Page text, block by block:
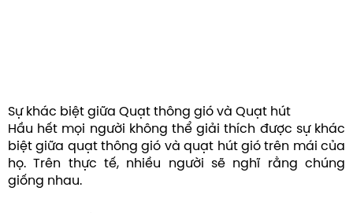
Sự khác biệt giữa Quạt thông gió và Quạt hút
Hầu hết mọi người không thể giải thích được sự khác
biệt giữa quạt thông gió và quạt hút gió trên mái của
họ. Trên thực tế, nhiều người sẽ nghĩ rằng chúng
giống nhau.